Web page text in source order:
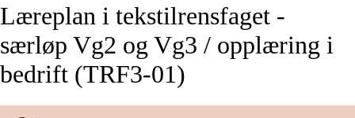
Læreplan i tekstilrensfaget -
særløp Vg2 og Vg3 / opplæring i
bedrift (TRF3-01)